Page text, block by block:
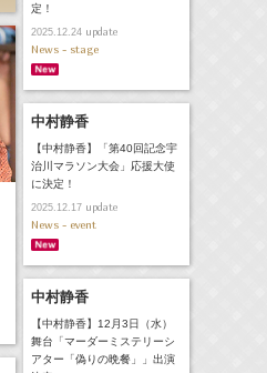
定！
2025.12.24update
News - stage
中村静香
【中村静香】「第40回記念宇
治川マラソン大会」応援大使
に決定！
2025.12.17update
News - event
中村静香
【中村静香】12月3日（水）
舞台「マーダーミステリーシ
アター「偽りの晩餐」」出演